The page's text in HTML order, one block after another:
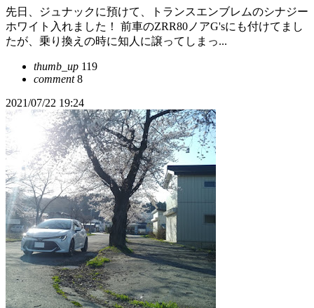
先日、ジュナックに預けて、トランスエンブレムのシナジー
ホワイト入れました！ 前車のZRR80ノアG'sにも付けてまし
たが、乗り換えの時に知人に譲ってしまっ...
thumb_up 119
comment8
2021/07/22 19:24